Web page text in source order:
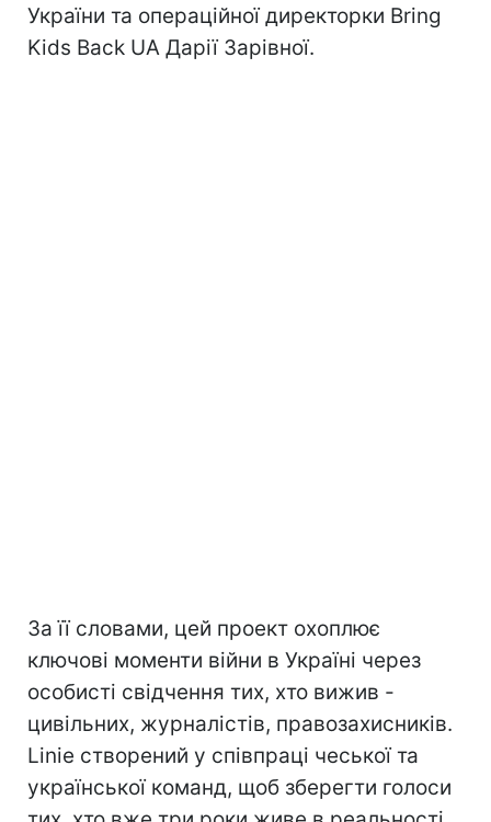
України та операційної директорки Bring
Kids Back UA Дарії Зарівної.
За її словами, цей проект охоплює
ключові моменти війни в Україні через
особисті свідчення тих, хто вижив -
цивільних, журналістів, правозахисників.
Linie створений у співпраці чеської та
української команд, щоб зберегти голоси